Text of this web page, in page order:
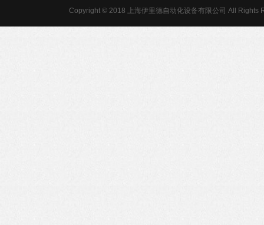
Copyright © 2018 上海伊里德自动化设备有限公司 All Rights